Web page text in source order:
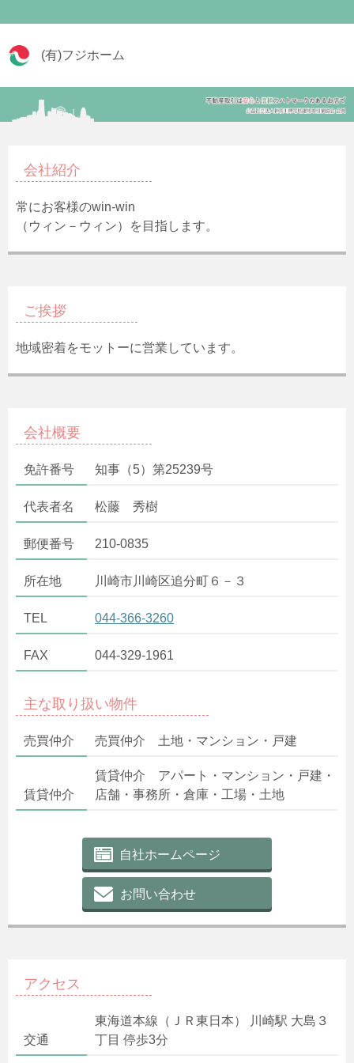
(有)フジホーム
会社紹介
常にお客様のwin-win
（ウィン－ウィン）を目指します。
ご挨拶
地域密着をモットーに営業しています。
会社概要
免許番号 知事（5）第25239号
代表者名 松藤 秀樹
郵便番号 210-0835
所在地 川崎市川崎区追分町６－３
TEL 044-366-3260
FAX 044-329-1961
主な取り扱い物件
売買仲介 売買仲介 土地・マンション・戸建
賃貸仲介
賃貸仲介 アパート・マンション・戸建・
店舗・事務所・倉庫・工場・土地
自社ホームページ
お問い合わせ
アクセス
交通
東海道本線（ＪＲ東日本） 川崎駅 大島３
丁目 停歩3分